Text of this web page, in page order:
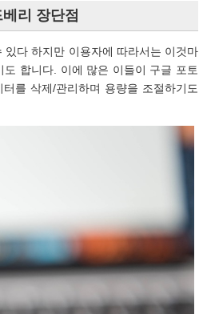
리 장단점
다 하지만 이용자에 따라서는 이것마
합니다. 이에 많은 이들이 구글 포토
를 삭제/관리하며 용량을 조절하기도